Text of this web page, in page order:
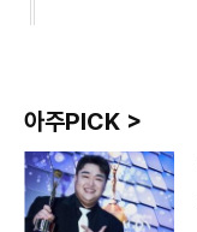
아주PICK >